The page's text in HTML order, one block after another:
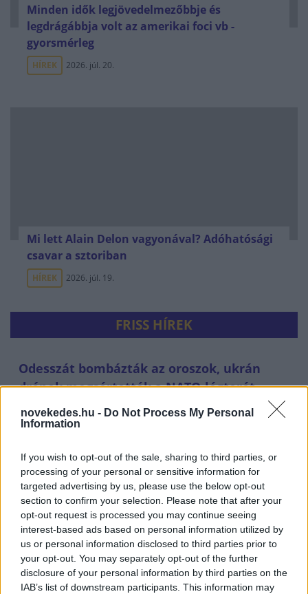
novekedes.hu - Do Not Process My Personal
Information
If you wish to opt-out of the sale, sharing to third parties, or
processing of your personal or sensitive information for
targeted advertising by us, please use the below opt-out
section to confirm your selection. Please note that after your
opt-out request is processed you may continue seeing
interest-based ads based on personal information utilized by
us or personal information disclosed to third parties prior to
your opt-out. You may separately opt-out of the further
disclosure of your personal information by third parties on the
IAB’s list of downstream participants. This information may
Minden idők legjövedelmezőbbje és
legdrágábbja volt az amerikai foci vb -
gyorsmérleg
HÍREK 2026. júl. 20.
Mi lett Alain Delon vagyonával? Adóhatósági
csavar a sztoriban
HÍREK 2026. júl. 19.
FRISS HÍREK
Odesszát bombázták az oroszok, ukrán
drónok megsértették a NATO-légterét
HÍREK 13 perce